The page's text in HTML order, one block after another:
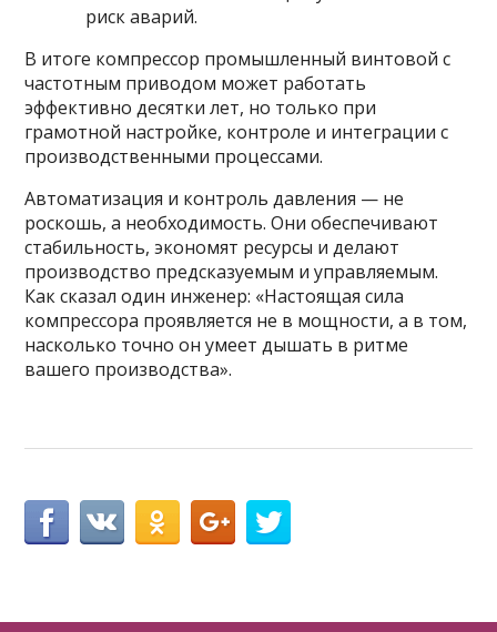
риск аварий.
В итоге компрессор промышленный винтовой с
частотным приводом может работать
эффективно десятки лет, но только при
грамотной настройке, контроле и интеграции с
производственными процессами.
Автоматизация и контроль давления — не
роскошь, а необходимость. Они обеспечивают
стабильность, экономят ресурсы и делают
производство предсказуемым и управляемым.
Как сказал один инженер: «Настоящая сила
компрессора проявляется не в мощности, а в том,
насколько точно он умеет дышать в ритме
вашего производства».